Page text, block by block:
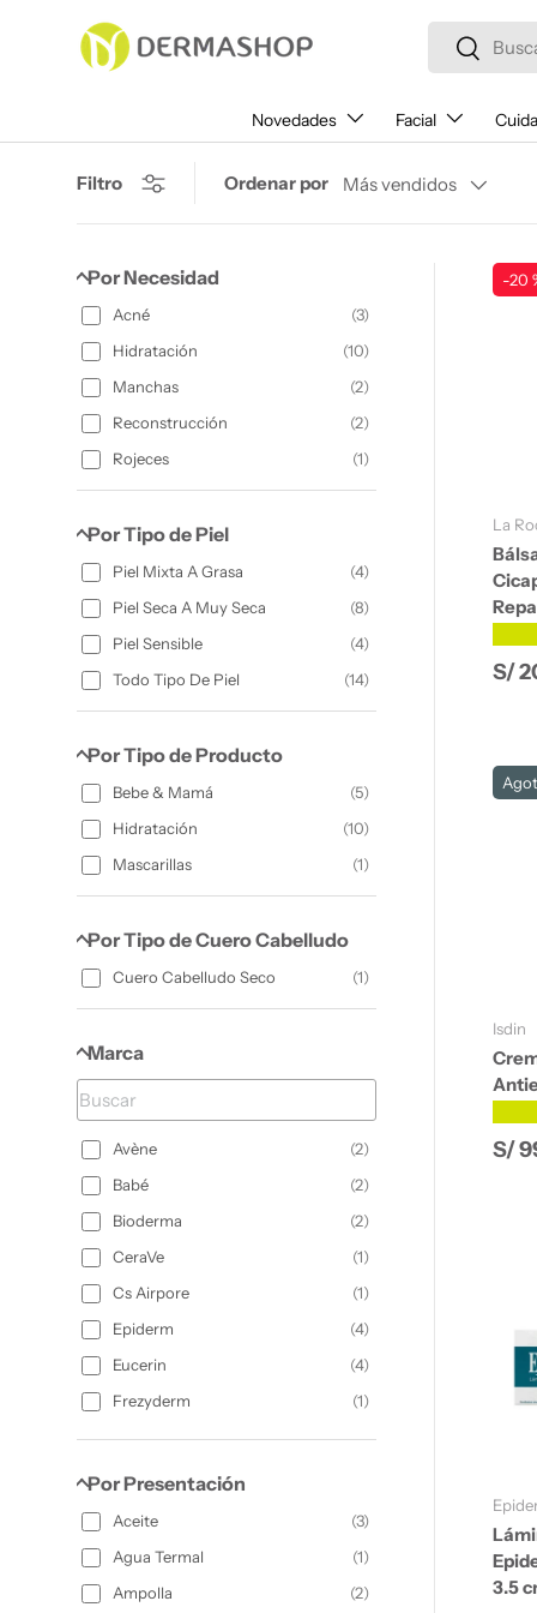
Ir al contenido Buscar
Buscar
Novedades Facial
Filtro Ordenar por Más vendidos
Por Necesidad
Acné (3)
Hidratación
(10)
Manchas
(2)
Reconstrucción
(2)
Rojeces
(1)
Por Tipo de Piel
Piel Mixta A Grasa (4)
Piel Seca A Muy Seca
(8)
Piel Sensible
(4)
Todo Tipo De Piel
(14)
Por Tipo de Producto
Bebe & Mamá (5)
Hidratación
(10)
Mascarillas
(1)
Por Tipo de Cuero Cabelludo
Cuero Cabelludo Seco (1)
Marca
Avène (2)
Babé
(2)
Bioderma
(2)
CeraVe
(1)
Cs Airpore
(1)
Epiderm
(4)
Eucerin
(4)
Frezyderm
(1)
Isdin
(6)
La Roche Posay
Por Presentación
Aceite (3)
Agua Termal
(1)
Ampolla
(2)
-20
La
S/
Isdin
S/
3.5